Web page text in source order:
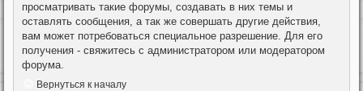
просматривать такие форумы, создавать в них темы и
оставлять сообщения, а так же совершать другие действия,
вам может потребоваться специальное разрешение. Для его
получения - свяжитесь с администратором или модератором
форума.
Вернуться к началу